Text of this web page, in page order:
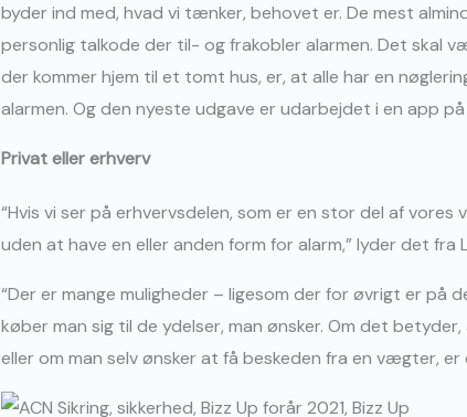
byder ind med, hvad vi tænker, behovet er. De mest
personlig talkode der til- og frakobler alarmen. Det skal
der kommer hjem til et tomt hus, er, at alle har en
alarmen. Og den nyeste udgave er udarbejdet i en app på
Privat eller erhverv
“Hvis vi ser på erhvervsdelen, som er en stor del af
uden at have en eller anden form for alarm,” lyder det
“Der er mange muligheder – ligesom der for øvrigt er på
køber man sig til de ydelser, man ønsker. Om det
eller om man selv ønsker at få beskeden fra en vægter, er